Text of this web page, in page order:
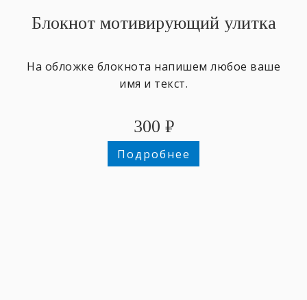
Блокнот мотивирующий улитка
На обложке блокнота напишем любое ваше
имя и текст.
300 ₽
Подробнее